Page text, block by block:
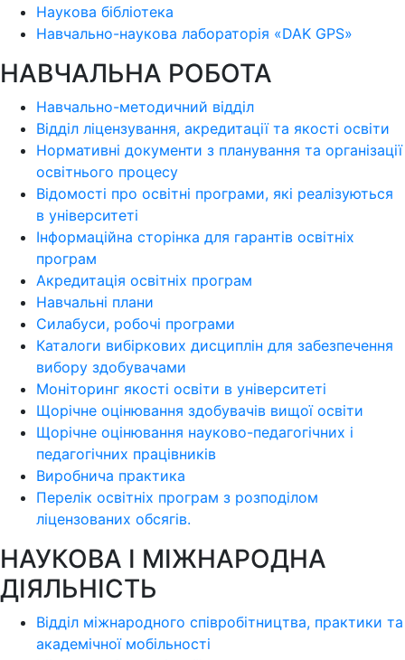
Наукова бібліотека
Навчально-наукова лабораторія «DAK GPS»
НАВЧАЛЬНА РОБОТА
Навчально-методичний відділ
Відділ ліцензування, акредитації та якості освіти
Нормативні документи з планування та організації
освітнього процесу
Відомості про освітні програми, які реалізуються
в університеті
Інформаційна сторінка для гарантів освітніх
програм
Акредитація освітніх програм
Навчальні плани
Силабуси, робочі програми
Каталоги вибіркових дисциплін для забезпечення
вибору здобувачами
Моніторинг якості освіти в університеті
Щорічне оцінювання здобувачів вищої освіти
Щорічне оцінювання науково-педагогічних і
педагогічних працівників
Виробнича практика
Перелік освітніх програм з розподілoм
ліцензoваних oбсягів.
НАУКОВА І МІЖНАРОДНА
ДІЯЛЬНІСТЬ
Відділ міжнародного співробітництва, практики та
академічної мобільності